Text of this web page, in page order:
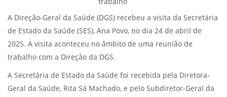
A Direção-Geral da Saúde (DGS) recebeu a visita da Secretária
de Estado da Saúde (SES), Ana Povo, no dia 24 de abril de
2025. A visita aconteceu no âmbito de uma reunião de
trabalho com a Direção da DGS.
A Secretária de Estado da Saúde foi recebida pela Diretora-
Geral da Saúde, Rita Sá Machado, e pelo Subdiretor-Geral da